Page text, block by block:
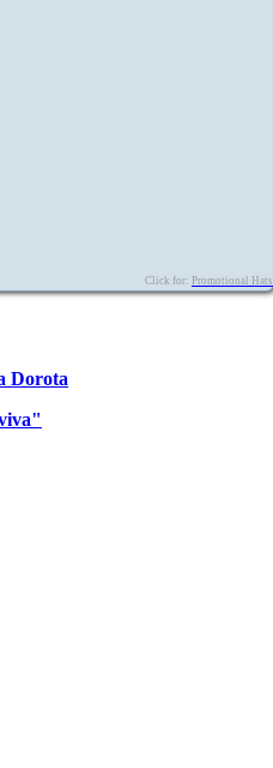
Click for: Promotional Hats
Dorota